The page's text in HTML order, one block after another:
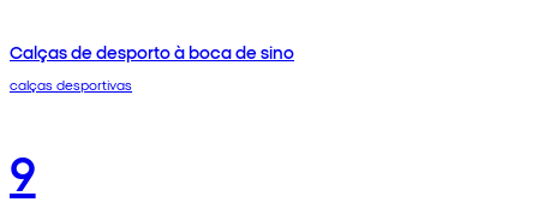
Calças de desporto à boca de sino
calças desportivas
9